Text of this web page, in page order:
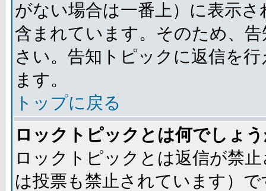
がない場合は一番上）に表示
含まれています。そのため、
さい。告知トピックに返信を
ます。
トップに戻る
ロックトピックとは何でしょ
ロックトピックとは返信が禁
は投票も禁止されています）